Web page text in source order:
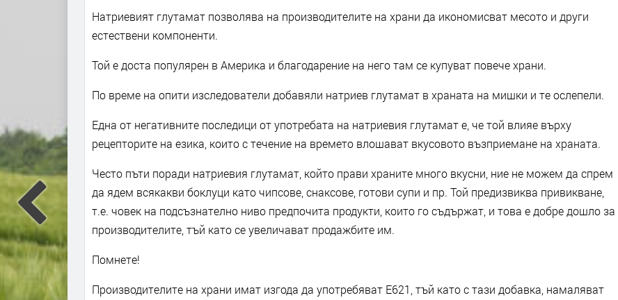
Натриевият глутамат позволява на производителите на храни да икономисват месото и други
естествени компоненти.
Той е доста популярен в Америка и благодарение на него там се купуват повече храни.
По време на опити изследователи добавяли натриев глутамат в храната на мишки и те ослепели.
Една от негативните последици от употребата на натриевия глутамат е, че той влияе върху
рецепторите на езика, които с течение на времето влошават вкусовото възприемане на храната.
Често пъти поради натриевия глутамат, който прави храните много вкусни, ние не можем да спрем
да ядем всякакви боклуци като чипсове, снаксове, готови супи и пр. Той предизвиква привикване,
т.е. човек на подсъзнателно ниво предпочита продукти, които го съдържат, и това е добре дошло за
производителите, тъй като се увеличават продажбите им.
Помнете!
Производителите на храни имат изгода да употребяват Е621, тъй като с тази добавка, намаляват